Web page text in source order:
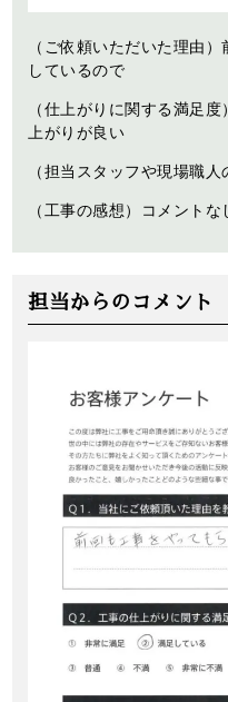
（ご依頼いただいた理由
しているので
（仕上がりに関する満足
上がりが良い
（担当スタッフや現場職
（工事の感想）コメントな
担当からのコメント